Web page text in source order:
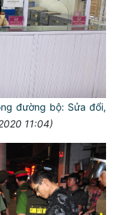
đường bộ: Sửa đổi,
11:04)